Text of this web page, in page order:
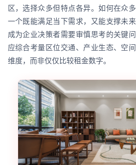
区，选择众多但特点各异。如何在众
一个既能满足当下需求，又能支撑未
成为企业决策者需要审慎思考的关键
应综合考量区位交通、产业生态、空
维度，而非仅仅比较租金数字。